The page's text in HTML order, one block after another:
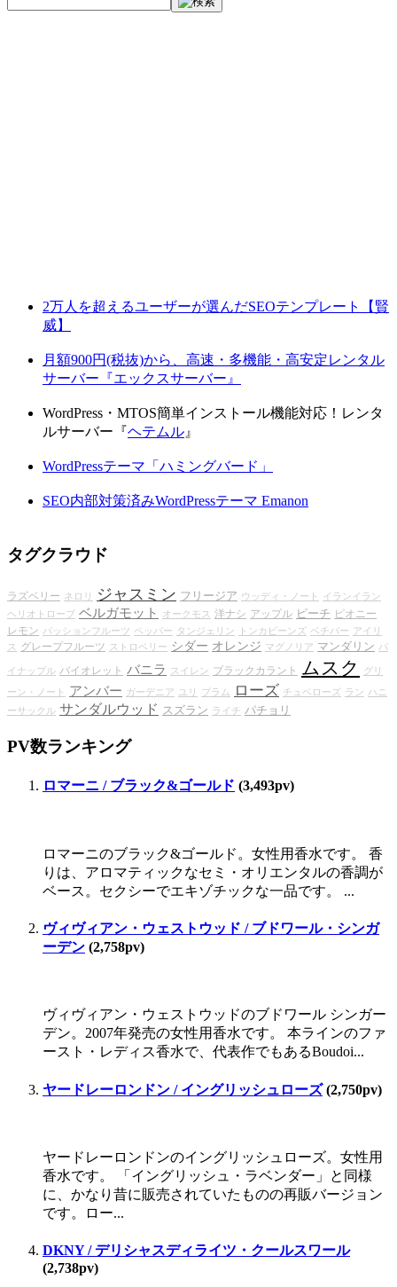
2万人を超えるユーザーが選んだSEOテンプレート【賢
威】
月額900円(税抜)から、高速・多機能・高安定レンタル
サーバー『エックスサーバー』
WordPress・MTOS簡単インストール機能対応！レンタ
ルサーバー『ヘテムル 』
WordPressテーマ「ハミングバード」
SEO内部対策済みWordPressテーマ Emanon
タグクラウド
ラズベリー ネロリ ジャスミン フリージア ウッディ・ノート
イランイラン
ヘリオトロープ ベルガモット オークモス 洋ナシ アップル ピーチ ピオニー
レモン パッションフルーツ ペッパー タンジェリン トンカビーンズ ベチバー
アイリ
ス
グレープフルーツ ストロベリー シダー オレンジ マグノリア マンダリン パ
イナップル バイオレット バニラ スイレン ブラックカラント ムスク グリ
ーン・ノート アンバー ガーデニア ユリ プラム ローズ チュベローズ ラン ハニ
ーサックル サンダルウッド スズラン ライチ パチョリ
PV数ランキング
ロマーニ / ブラック&ゴールド (3,493pv)
ロマーニのブラック&ゴールド。女性用香水です。 香
りは、アロマティックなセミ・オリエンタルの香調が
ベース。セクシーでエキゾチックな一品です。 ...
ヴィヴィアン・ウェストウッド / ブドワール・シンガ
ーデン (2,758pv)
ヴィヴィアン・ウェストウッドのブドワール シンガー
デン。2007年発売の女性用香水です。 本ラインのファ
ースト・レディス香水で、代表作でもあるBoudoi...
ヤードレーロンドン / イングリッシュローズ(2,750pv)
ヤードレーロンドンのイングリッシュローズ。女性用
香水です。 「イングリッシュ・ラベンダー」と同様
に、かなり昔に販売されていたものの再販バージョン
です。ロー...
DKNY / デリシャスディライツ・クールスワール
(2,738pv)